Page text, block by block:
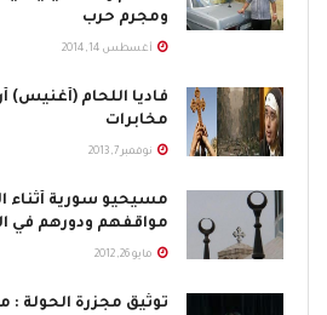
ومجرم حرب
أغسطس 14, 2014
فاديا اللحام (أغنيس)
مخابرات
نوفمبر 7, 2013
مسيحيو سورية أثناء
مواقفهم ودورهم في
مايو 26, 2012
توثيق مجزرة الحولة :